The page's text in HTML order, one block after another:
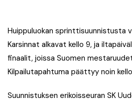
Huippuluokan sprinttisuunnistusta
Karsinnat alkavat kello 9, ja
finaalit, joissa Suomen
Kilpailutapahtuma päättyy noin kello
Suunnistuksen erikoisseuran SK